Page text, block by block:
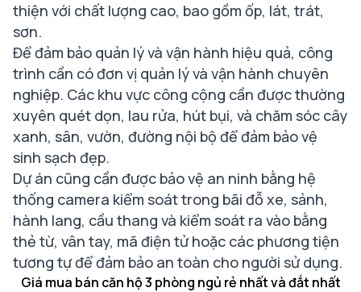
thiện với chất lượng cao, bao gồm ốp, lát, trát,
sơn.
Để đảm bảo quản lý và vận hành hiệu quả, công
trình cần có đơn vị quản lý và vận hành chuyên
nghiệp. Các khu vực công cộng cần được thường
xuyên quét dọn, lau rửa, hút bụi, và chăm sóc cây
xanh, sân, vườn, đường nội bộ để đảm bảo vệ
sinh sạch đẹp.
Dự án cũng cần được bảo vệ an ninh bằng hệ
thống camera kiểm soát trong bãi đỗ xe, sảnh,
hành lang, cầu thang và kiểm soát ra vào bằng
thẻ từ, vân tay, mã điện tử hoặc các phương tiện
tương tự để đảm bảo an toàn cho người sử dụng.
Giá mua bán căn hộ 3 phòng ngủ rẻ nhất và đắt nhất